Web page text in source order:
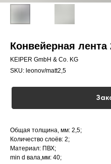
Конвейерная лента
KEIPER GmbH & Co. KG
SKU: leonov/matt2,5
Общая толщина, мм: 2,5;
Количество слоёв: 2;
Материал: ПВХ;
min d вала,мм: 40;